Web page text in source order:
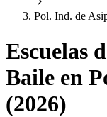
Pol. Ind. de
Escuelas
Baile en
(2026)